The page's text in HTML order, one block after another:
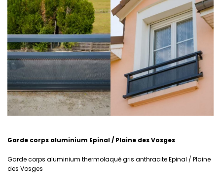
Garde corps aluminium Epinal / Plaine des Vosges
Garde corps aluminium thermolaqué gris anthracite Epinal / Plaine
des Vosges